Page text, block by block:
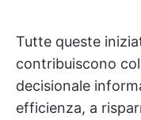
Tutte queste
contribuiscono
decisionale
efficienza, a